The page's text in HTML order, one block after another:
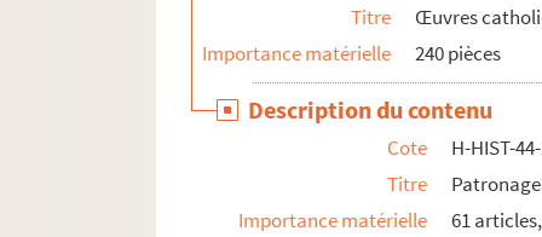
H-HIST-63. Visites de personnages à Lille
H-HIST-66. Sans titre
Titre
Œuvres
Importance matérielle
240 pièces
Description du contenu
Cote
H-HIST-
Titre
Importance matérielle
61